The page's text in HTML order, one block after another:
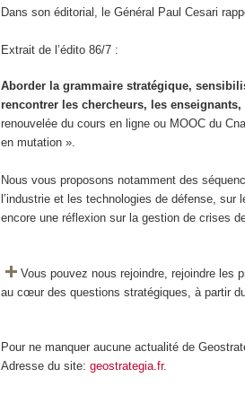
Dans son éditorial, le Général Paul Cesari
Extrait de l’édito 86/7 :
Aborder la grammaire stratégique,
rencontrer les chercheurs, les
renouvelée du cours en ligne ou MOOC du
en mutation ».
Nous vous proposons notamment des
l’industrie et les technologies de défense,
encore une réflexion sur la gestion de crises
Vous pouvez nous rejoindre, rejoindre les
au cœur des questions stratégiques, à partir
Pour ne manquer aucune actualité de
Adresse du site:geostrategia.fr.